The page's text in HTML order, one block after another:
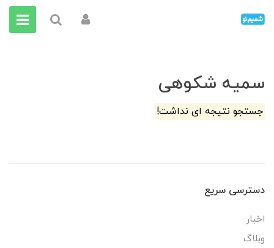
سمیه شکوهی
جستجو نتیجه ای نداشت!
دسترسی سریع
اخبار
وبلاگ